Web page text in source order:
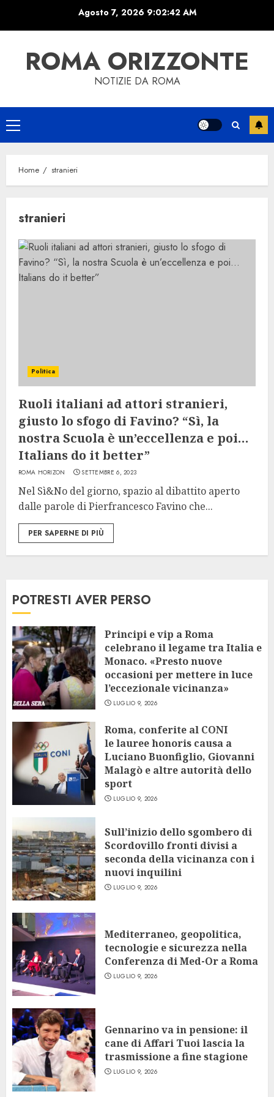
Agosto 7, 2026 9:02:42 AM
ROMA ORIZZONTE
NOTIZIE DA ROMA
Primary
Menu
Home stranieri
stranieri
Politica
Ruoli italiani ad attori stranieri,
giusto lo sfogo di Favino? “Sì, la
nostra Scuola è un’eccellenza e poi…
Italians do it better”
ROMA HORIZON SETTEMBRE 6, 2023
Nel Sì&No del giorno, spazio al dibattito aperto
dalle parole di Pierfrancesco Favino che...
PER SAPERNE DI PIÙ
POTRESTI AVER PERSO
Principi e vip a Roma
celebrano il legame tra Italia e
Monaco. «Presto nuove
occasioni per mettere in luce
l’eccezionale vicinanza»
LUGLIO 9, 2026
Roma, conferite al CONI
le lauree honoris causa a
Luciano Buonfiglio, Giovanni
Malagò e altre autorità dello
sport
LUGLIO 9, 2026
Sull’inizio dello sgombero di
Scordovillo fronti divisi a
seconda della vicinanza con i
nuovi inquilini
LUGLIO 9, 2026
Mediterraneo, geopolitica,
tecnologie e sicurezza nella
Conferenza di Med-Or a Roma
LUGLIO 9, 2026
Gennarino va in pensione: il
cane di Affari Tuoi lascia la
trasmissione a fine stagione
LUGLIO 9, 2026